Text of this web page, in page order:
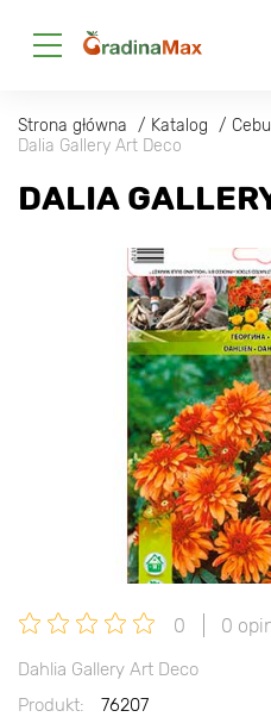
Strona główna Katalog
Dalia Gallery Art Deco
DALIA
0 0
Dahlia Gallery Art Deco
Produkt:
76207